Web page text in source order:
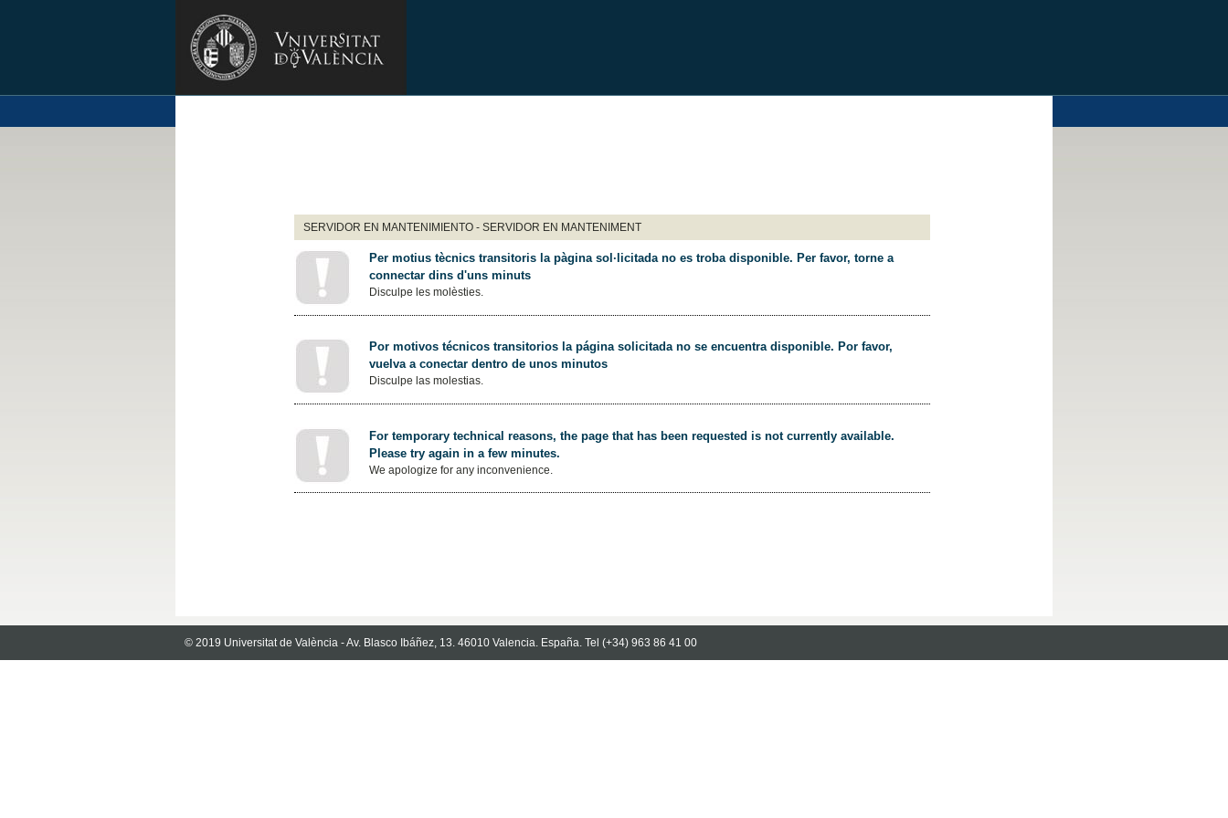
SERVIDOR EN MANTENIMIENTO - SERVIDOR EN MANTENIMENT
Per motius tècnics transitoris la pàgina sol·licitada no es troba disponible. Per favor, torne a
connectar dins d'uns minuts
Disculpe les molèsties.
Por motivos técnicos transitorios la página solicitada no se encuentra disponible. Por favor,
vuelva a conectar dentro de unos minutos
Disculpe las molestias.
For temporary technical reasons, the page that has been requested is not currently available.
Please try again in a few minutes.
We apologize for any inconvenience.
© 2019 Universitat de València - Av. Blasco Ibáñez, 13. 46010 Valencia. España. Tel (+34) 963 86 41 00